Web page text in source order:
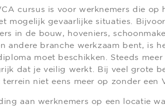
cursus is voor werknemers die op
mogelijk gevaarlijke situaties.
in de bouw, hoveniers,
andere branche werkzaam bent, is
moet beschikken. Steeds
dat je veilig werkt. Bij veel grote
terrein niet eens meer op zonder een
aan werknemers op een locatie